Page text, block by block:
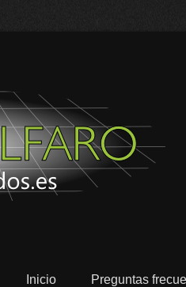
Inicio Preguntas